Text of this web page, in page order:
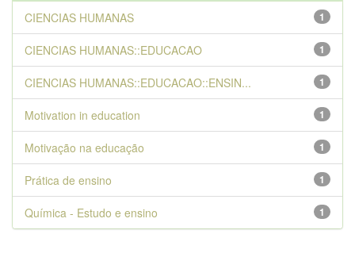
1
CIENCIAS HUMANAS
1
CIENCIAS HUMANAS::EDUCACAO
1
CIENCIAS HUMANAS::EDUCACAO::ENSIN...
1
Motivation in education
1
Motivação na educação
1
Prática de ensino
1
Química - Estudo e ensino